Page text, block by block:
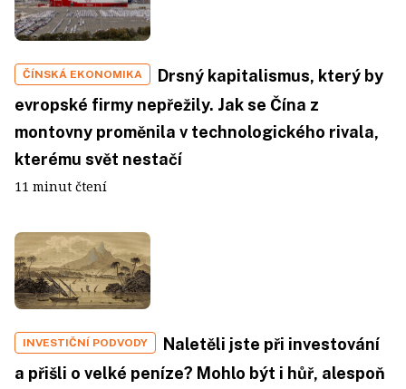
ČÍNSKÁ EKONOMIKA
Drsný kapitalismus, který by
evropské firmy nepřežily. Jak se Čína z
montovny proměnila v technologického rivala,
kterému svět nestačí
11 minut čtení
INVESTIČNÍ PODVODY
Naletěli jste při investování
a přišli o velké peníze? Mohlo být i hůř, alespoň